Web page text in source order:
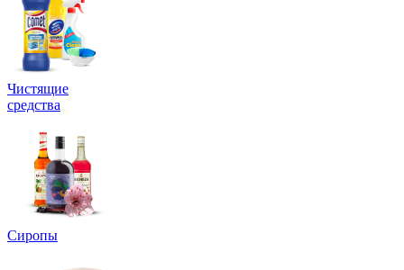
Чистящие
средства
Сиропы